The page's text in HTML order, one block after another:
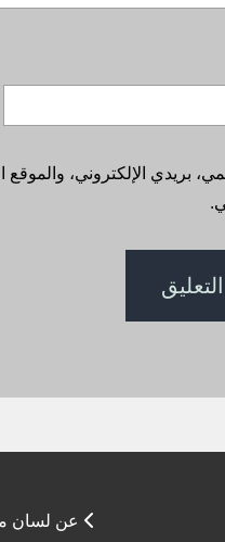
بريدي الإلكتروني، والموقع
عن لسان